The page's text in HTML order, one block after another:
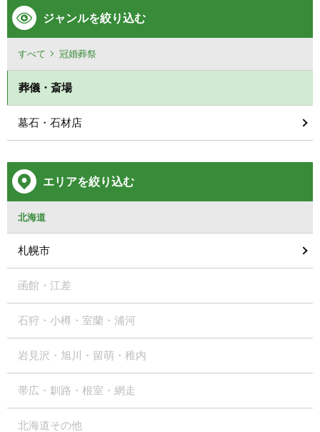
ジャンルを絞り込む
すべて 冠婚葬祭
葬儀・斎場
墓石・石材店
エリアを絞り込む
北海道
札幌市
函館・江差
石狩・小樽・室蘭・浦河
岩見沢・旭川・留萌・稚内
帯広・釧路・根室・網走
北海道その他